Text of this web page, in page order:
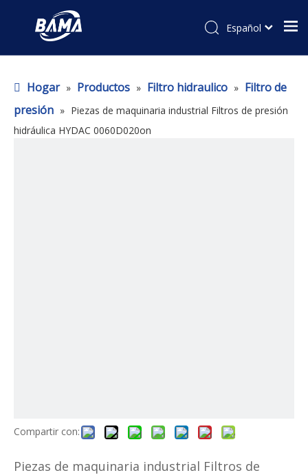
Español
Hogar » Productos » Filtro hidraulico » Filtro de
presión » Piezas de maquinaria industrial Filtros de presión
hidráulica HYDAC 0060D020on
Compartir con:
Piezas de maquinaria industrial Filtros de